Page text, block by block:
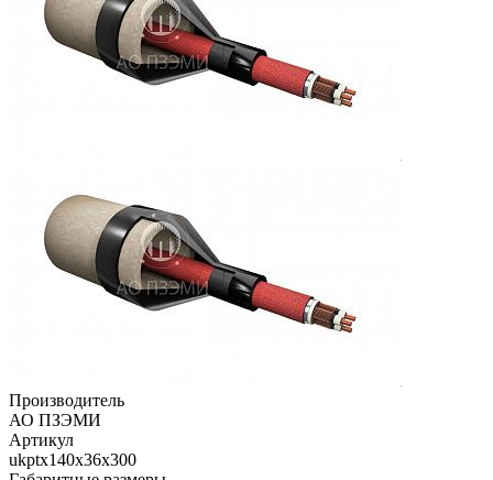
Производитель
АО ПЗЭМИ
Артикул
ukptx140x36x300